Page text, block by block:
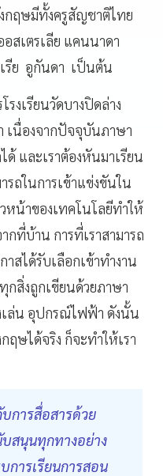
กฤษมีทั้งครูสัญชาติไทย
สเตรเลีย แคนนาดา
รีย อูกันดา เป็นต้น
งเรียนวัดบางปิดล่าง
เนื่องจากปัจจุบันภาษา
และเราต้องหันมาเรียน
ถในการเข้าแข่งขันใน
หน้าของเทคโนโลยีทำให้
กที่บ้าน การที่เราสามารถ
าสได้รับเลือกเข้าทำงาน
สิ่งถูกเขียนด้วยภาษา
เล่น อุปกรณ์ไฟฟ้า ดังนั้น
ฤษได้จริง ก็จะทำให้เรา
การสื่อสารด้วย
สนุนทุกทางอย่าง
การเรียนการสอน